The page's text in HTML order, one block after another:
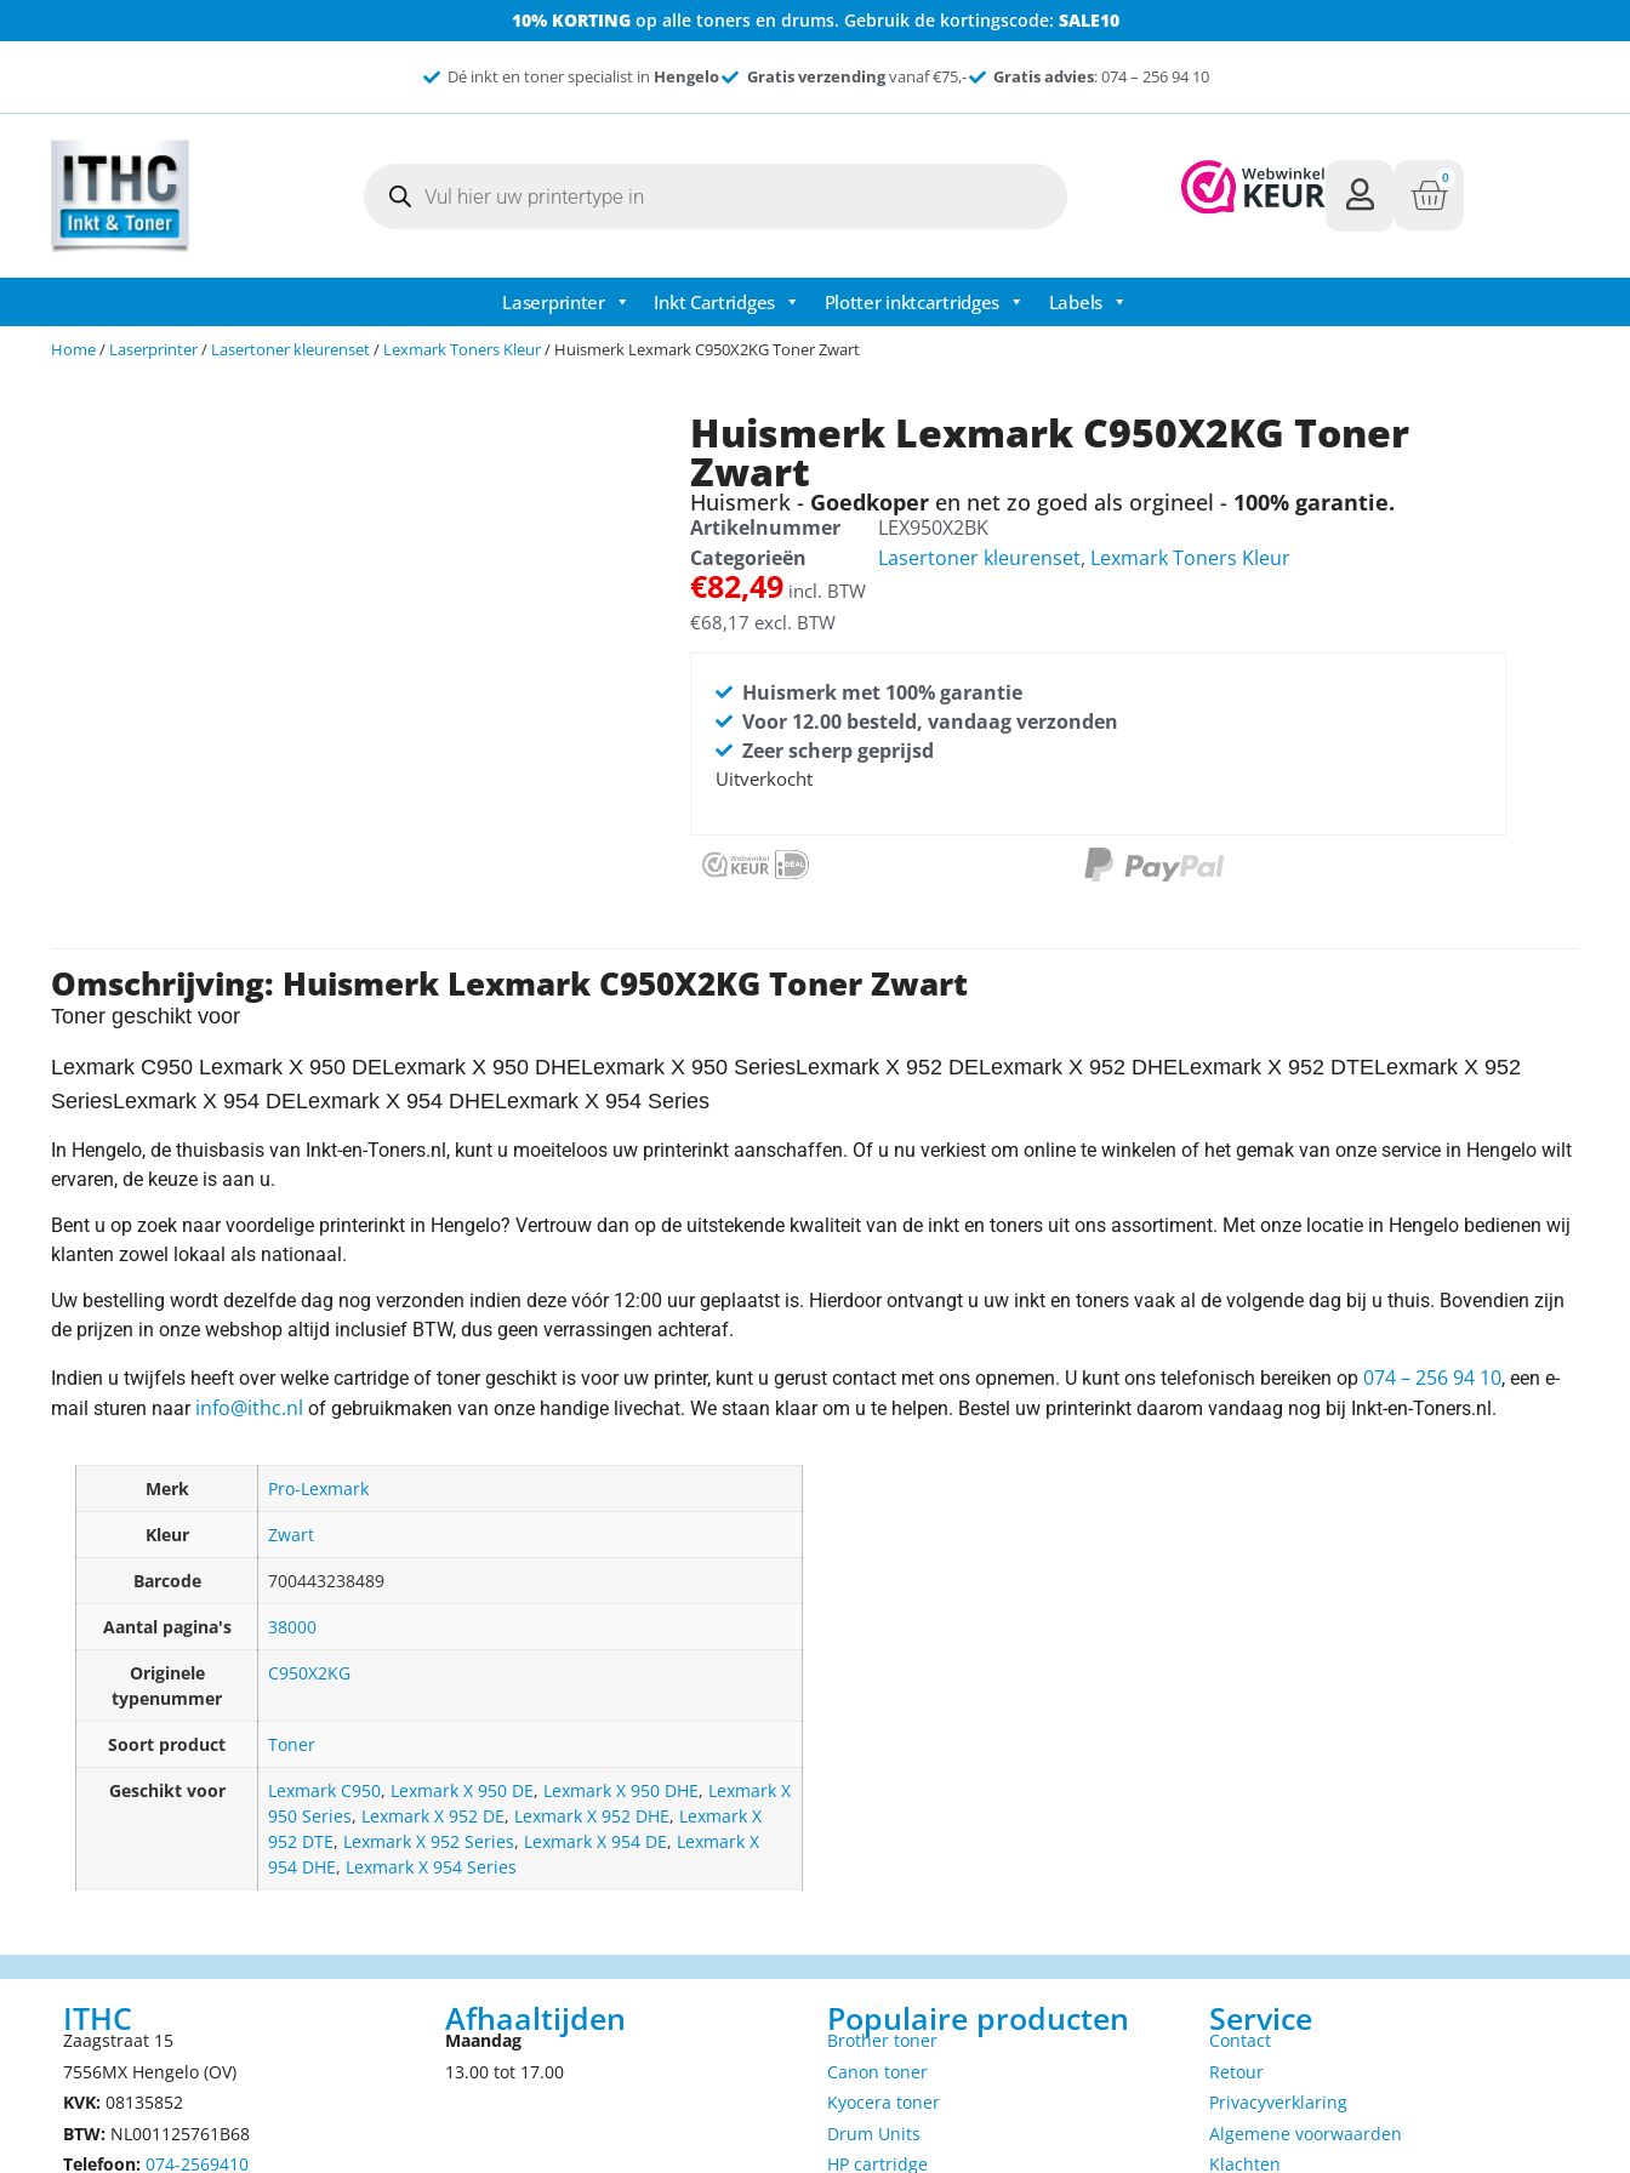
10% KORTINGop alle toners en drums. Gebruik de kortingscode: SALE10
Dé inkt en toner specialist in Hengelo Gratis verzendingvanaf €75,- Gratis advies: 074 – 256 94 10
0
Laserprinter Inkt Cartridges Plotter inktcartridges Labels
Home/ Laserprinter/ Lasertoner kleurenset/ Lexmark Toners Kleur/ Huismerk Lexmark C950X2KG Toner Zwart
Huismerk Lexmark C950X2KG Toner
Zwart
Huismerk - Goedkoperen net zo goed als orgineel - 100% garantie.
Artikelnummer
LEX950X2BK
Categorieën
Lasertoner kleurenset, Lexmark Toners Kleur
€82,49incl. BTW
€68,17 excl. BTW
Huismerk met 100% garantie
Voor 12.00 besteld, vandaag verzonden
Zeer scherp geprijsd
Uitverkocht
Omschrijving: Huismerk Lexmark C950X2KG Toner Zwart
Toner geschikt voor
Lexmark C950 Lexmark X 950 DELexmark X 950 DHELexmark X 950 SeriesLexmark X 952 DELexmark X 952 DHELexmark X 952 DTELexmark X 952
SeriesLexmark X 954 DELexmark X 954 DHELexmark X 954 Series
In Hengelo, de thuisbasis van Inkt-en-Toners.nl, kunt u moeiteloos uw printerinkt aanschaffen. Of u nu verkiest om online te winkelen of het gemak van onze service in Hengelo wilt
ervaren, de keuze is aan u.
Bent u op zoek naar voordelige printerinkt in Hengelo? Vertrouw dan op de uitstekende kwaliteit van de inkt en toners uit ons assortiment. Met onze locatie in Hengelo bedienen wij
klanten zowel lokaal als nationaal.
Uw bestelling wordt dezelfde dag nog verzonden indien deze vóór 12:00 uur geplaatst is. Hierdoor ontvangt u uw inkt en toners vaak al de volgende dag bij u thuis. Bovendien zijn
de prijzen in onze webshop altijd inclusief BTW, dus geen verrassingen achteraf.
Indien u twijfels heeft over welke cartridge of toner geschikt is voor uw printer, kunt u gerust contact met ons opnemen. U kunt ons telefonisch bereiken op 074 – 256 94 10, een e-
mail sturen naar info@ithc.nl of gebruikmaken van onze handige livechat. We staan klaar om u te helpen. Bestel uw printerinkt daarom vandaag nog bij Inkt-en-Toners.nl.
Merk
Pro-Lexmark
Kleur
Zwart
Barcode
700443238489
Aantal pagina's
38000
Originele
typenummer
C950X2KG
Soort product
Toner
Geschikt voor
Lexmark C950, Lexmark X 950 DE, Lexmark X 950 DHE, Lexmark X
950 Series, Lexmark X 952 DE, Lexmark X 952 DHE, Lexmark X
952 DTE, Lexmark X 952 Series, Lexmark X 954 DE, Lexmark X
954 DHE, Lexmark X 954 Series
ITHC
Zaagstraat 15
7556MX Hengelo (OV)
KVK: 08135852
BTW: NL001125761B68
Telefoon: 074-2569410
Afhaaltijden
Maandag
13.00 tot 17.00
Populaire producten
Brother toner
Canon toner
Kyocera toner
Drum Units
HP cartridge
Service
Contact
Retour
Privacyverklaring
Algemene voorwaarden
Klachten